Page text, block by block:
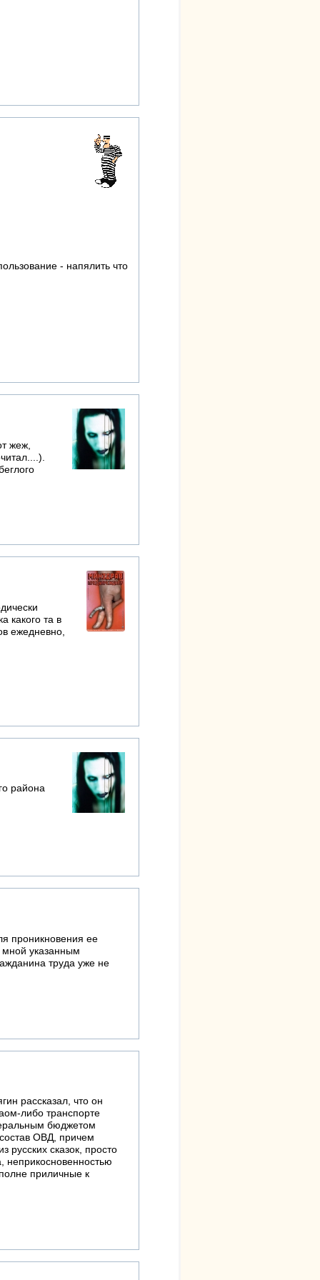
- напялить что
жеж,
какого та в
ежедневно,
района
проникновения ее
мной указанным
труда уже не
рассказал, что он
либо транспорте
бюджетом
ОВД, причем
сказок, просто
неприкосновенностью
приличные к